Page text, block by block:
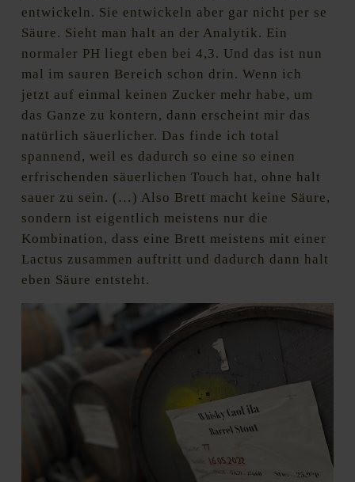
entwickeln. Sie entwickeln aber gar nicht per se
Säure. Sieht man halt an der Analytik. Ein
normaler PH liegt eben bei 4,3. Und das ist nun
mal im sauren Bereich schon drin. Wenn ich
jetzt auf einmal keinen Zucker mehr habe, um
das Ganze zu kontern, dann erscheint mir das
natürlich säuerlicher. Das finde ich total
spannend, weil es dadurch so eine so einen
erfrischenden säuerlichen Touch hat, ohne halt
sauer zu sein. (…) Also Brett macht keine Säure,
sondern ist eigentlich meistens nur die
Kombination, dass eine Brett meistens mit einer
Lactus zusammen auftritt und dadurch dann halt
eben Säure entsteht.